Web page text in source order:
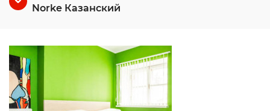
Norke Казанский